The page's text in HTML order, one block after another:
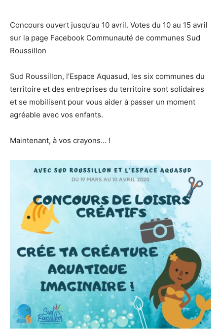
Concours ouvert jusqu’au 10 avril. Votes du 10 au 15 avril
sur la page Facebook Communauté de communes Sud
Roussillon
Sud Roussillon, l’Espace Aquasud, les six communes du
territoire et des entreprises du territoire sont solidaires
et se mobilisent pour vous aider à passer un moment
agréable avec vos enfants.
Maintenant, à vos crayons… !